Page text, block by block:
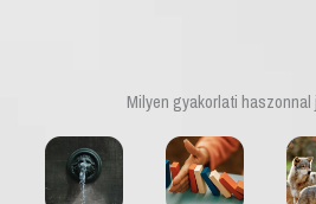
Milyen gyakorlati haszonnal